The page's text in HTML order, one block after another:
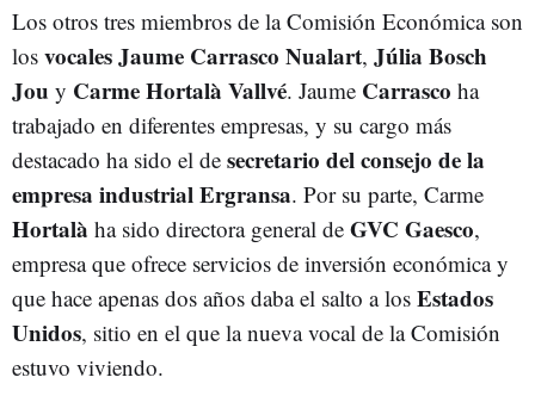
Los otros tres miembros de la Comisión Económica son
los vocalesJaume Carrasco Nualart, Júlia Bosch
Jou y Carme Hortalà Vallvé. Jaume Carrasco ha
trabajado en diferentes empresas, y su cargo más
destacado ha sido el de secretario del consejo de la
empresa industrial Ergransa. Por su parte, Carme
Hortalà ha sido directora general de GVC Gaesco,
empresa que ofrece servicios de inversión económica y
que hace apenas dos años daba el salto a los Estados
Unidos, sitio en el que la nueva vocal de la Comisión
estuvo viviendo.